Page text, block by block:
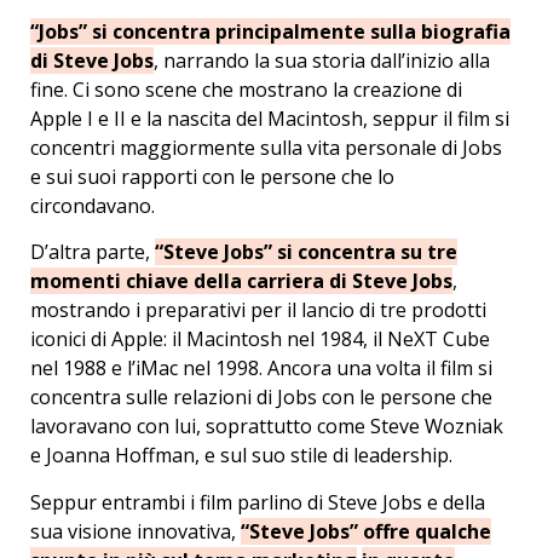
“Jobs” si concentra principalmente sulla biografia
di Steve Jobs, narrando la sua storia dall’inizio alla
fine. Ci sono scene che mostrano la creazione di
Apple I e II e la nascita del Macintosh, seppur il film si
concentri maggiormente sulla vita personale di Jobs
e sui suoi rapporti con le persone che lo
circondavano.
D’altra parte, “Steve Jobs” si concentra su tre
momenti chiave della carriera di Steve Jobs,
mostrando i preparativi per il lancio di tre prodotti
iconici di Apple: il Macintosh nel 1984, il NeXT Cube
nel 1988 e l’iMac nel 1998. Ancora una volta il film si
concentra sulle relazioni di Jobs con le persone che
lavoravano con lui, soprattutto come Steve Wozniak
e Joanna Hoffman, e sul suo stile di leadership.
Seppur entrambi i film parlino di Steve Jobs e della
sua visione innovativa, “Steve Jobs” offre qualche